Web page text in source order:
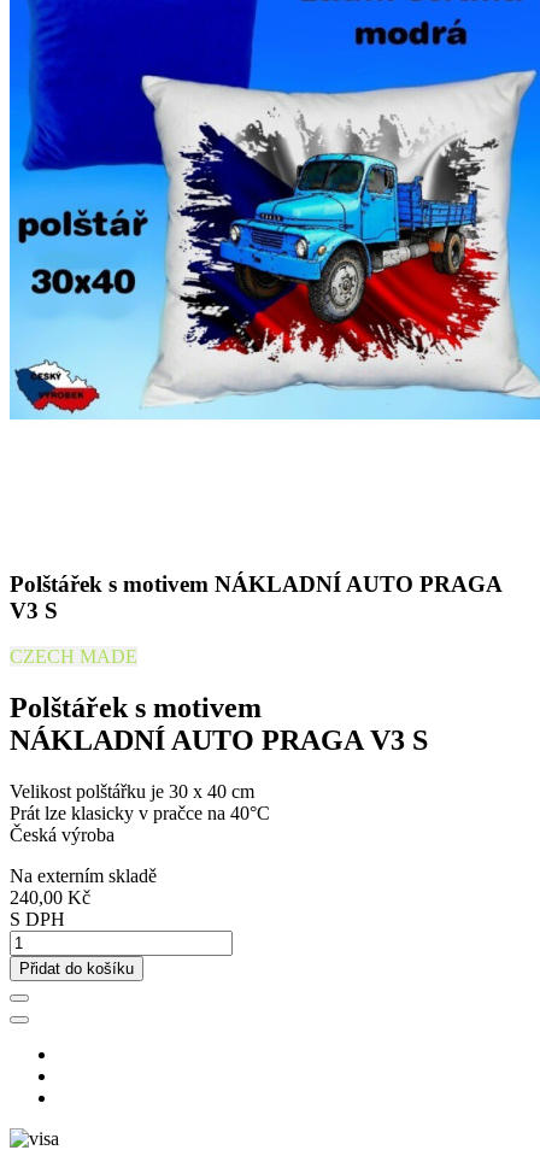
Polštářek s motivem NÁKLADNÍ AUTO PRAGA
V3 S
CZECH MADE
Polštářek s motivem
NÁKLADNÍ AUTO PRAGA V3 S
Velikost polštářku je 30 x 40 cm
Prát lze klasicky v pračce na 40°C
Česká výroba
Na externím skladě
240,00 Kč
S DPH
Přidat do košíku